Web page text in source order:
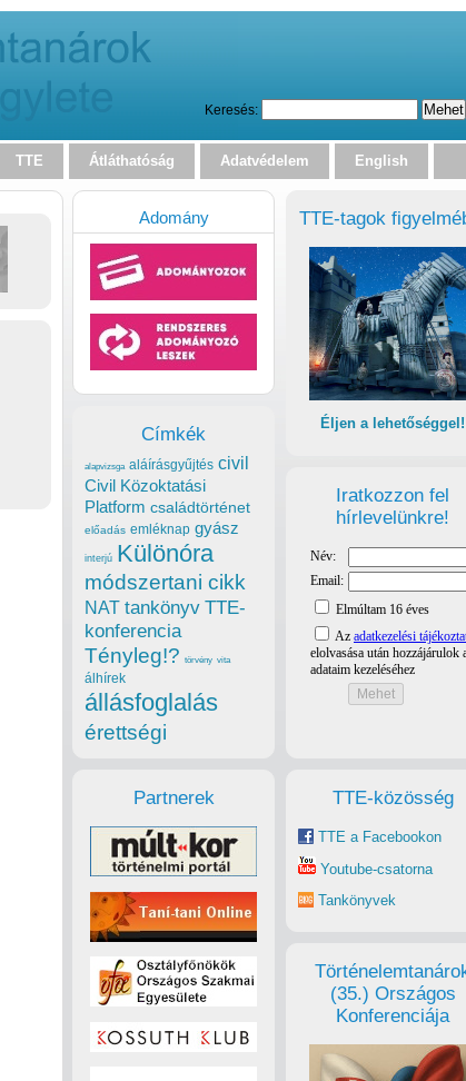
Keresés:
TTE Átláthatóság Adatvédelem English
TTE-tagok
Éljen a lehetőséggel!
Iratkozzon fel
hírlevelünkre!
TTE-közösség
TTE a Facebookon
Youtube-csatorna
Tankönyvek
(35.) Országos
Konferenciája
Adomány
Címkék
alapvizsga aláírásgyűjtés civil
Civil Közoktatási
Platform családtörténet
előadás emléknap gyász
interjú Különóra
módszertani cikk
NAT tankönyv TTE-
konferencia
Tényleg!? törvény vita
álhírek
állásfoglalás
érettségi
Partnerek